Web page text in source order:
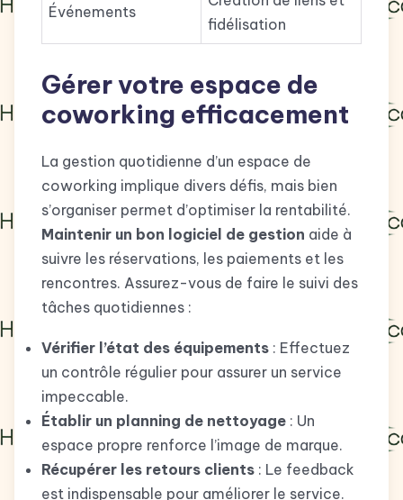
Événements
fidélisation
Gérer votre espace de
coworking efficacement
La gestion quotidienne d’un espace de
coworking implique divers défis, mais bien
s’organiser permet d’optimiser la rentabilité.
Maintenir un bon logiciel de gestion aide à
suivre les réservations, les paiements et les
rencontres. Assurez-vous de faire le suivi des
tâches quotidiennes :
Vérifier l’état des équipements : Effectuez
un contrôle régulier pour assurer un service
impeccable.
Établir un planning de nettoyage : Un
espace propre renforce l’image de marque.
Récupérer les retours clients : Le feedback
est indispensable pour améliorer le service.